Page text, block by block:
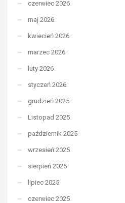
czerwiec 2026
maj 2026
kwiecień 2026
marzec 2026
luty 2026
styczeń 2026
grudzień 2025
Listopad 2025
październik 2025
wrzesień 2025
sierpień 2025
lipiec 2025
czerwiec 2025